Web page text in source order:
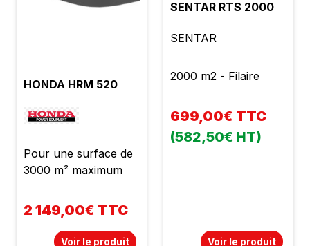
HONDA HRM 520
Pour une surface de
3000 m² maximum
2 149,00€ TTC
Voir le produit
SENTAR RTS 2000
SENTAR
2000 m2 - Filaire
699,00€ TTC
(582,50€ HT)
Voir le produit